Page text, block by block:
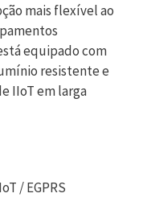
mais flexível ao
equipado com
resistente e
IIoT em larga
/ EGPRS